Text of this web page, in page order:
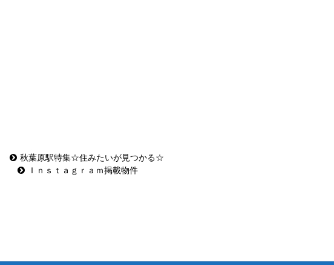
秋葉原駅特集☆住みたいが見つかる☆
Ｉｎｓｔａｇｒａｍ掲載物件